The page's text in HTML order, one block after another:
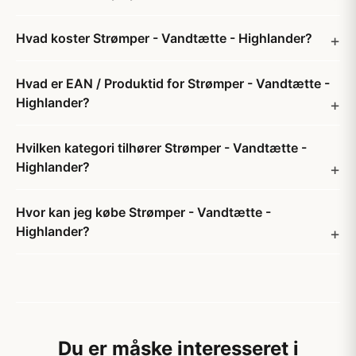
Hvad koster Strømper - Vandtætte - Highlander?
Hvad er EAN / Produktid for Strømper - Vandtætte -
Highlander?
Hvilken kategori tilhører Strømper - Vandtætte -
Highlander?
Hvor kan jeg købe Strømper - Vandtætte -
Highlander?
Du er måske interesseret i